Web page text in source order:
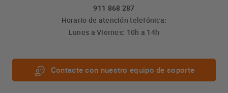
911 868 287
Horario de atención telefónica:
Lunes a Viernes: 10h a 14h
Contacte con nuestro equipo de soporte